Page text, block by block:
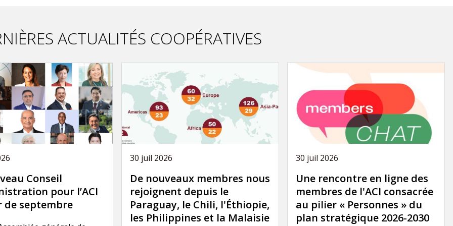
ACTUALITÉS COOPÉRATIVES
Conseil
pour l’ACI
de septembre
30 juil 2026
De nouveaux membres nous
rejoignent depuis le
Paraguay, le Chili, l'Éthiopie,
les Philippines et la Malaisie
30 juil 2026
Une rencontre en ligne des
membres de l'ACI consacrée
au pilier « Personnes » du
plan stratégique 2026-2030